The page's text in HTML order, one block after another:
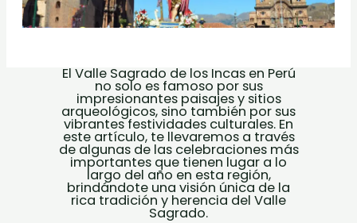
El Valle Sagrado de los Incas en Perú
no solo es famoso por sus
impresionantes paisajes y sitios
arqueológicos, sino también por sus
vibrantes festividades culturales. En
este artículo, te llevaremos a través
de algunas de las celebraciones más
importantes que tienen lugar a lo
largo del año en esta región,
brindándote una visión única de la
rica tradición y herencia del Valle
Sagrado.